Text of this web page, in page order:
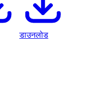
डाउनलोड